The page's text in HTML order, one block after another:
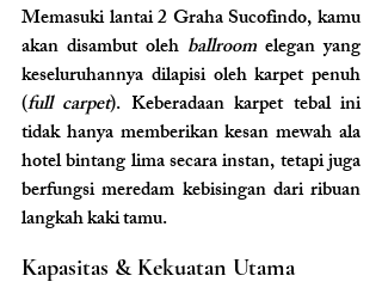
Memasuki lantai 2 Graha Sucofindo, kamu
akan disambut oleh ballroom elegan yang
keseluruhannya dilapisi oleh karpet penuh
(full carpet). Keberadaan karpet tebal ini
tidak hanya memberikan kesan mewah ala
hotel bintang lima secara instan, tetapi juga
berfungsi meredam kebisingan dari ribuan
langkah kaki tamu.
Kapasitas & Kekuatan Utama